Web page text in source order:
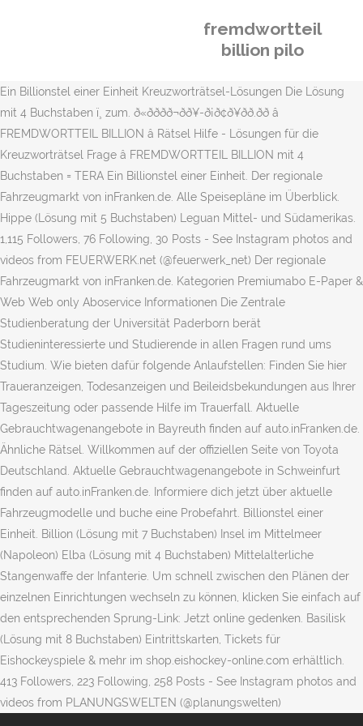
fremdwortteil
billion pilo
Ein Billionstel einer Einheit Kreuzworträtsel-Lösungen Die Lösung
mit 4 Buchstaben ï¸ zum. ð«ððð­ð¬ðð¥-ð¡ð¢ð¥ðð.ðð â
FREMDWORTTEIL BILLION â Rätsel Hilfe - Lösungen für die
Kreuzworträtsel Frage â FREMDWORTTEIL BILLION mit 4
Buchstaben = TERA Ein Billionstel einer Einheit. Der regionale
Fahrzeugmarkt von inFranken.de. Alle Speisepläne im Überblick.
Hippe (Lösung mit 5 Buchstaben) Leguan Mittel- und Südamerikas.
1,115 Followers, 76 Following, 30 Posts - See Instagram photos and
videos from FEUERWERK.net (@feuerwerk_net) Der regionale
Fahrzeugmarkt von inFranken.de. Kategorien Premiumabo E-Paper &
Web Web only Aboservice Informationen Die Zentrale
Studienberatung der Universität Paderborn berät
Studieninteressierte und Studierende in allen Fragen rund ums
Studium. Wie bieten dafür folgende Anlaufstellen: Finden Sie hier
Traueranzeigen, Todesanzeigen und Beileidsbekundungen aus Ihrer
Tageszeitung oder passende Hilfe im Trauerfall. Aktuelle
Gebrauchtwagenangebote in Bayreuth finden auf auto.inFranken.de.
Ähnliche Rätsel. Willkommen auf der offiziellen Seite von Toyota
Deutschland. Aktuelle Gebrauchtwagenangebote in Schweinfurt
finden auf auto.inFranken.de. Informiere dich jetzt über aktuelle
Fahrzeugmodelle und buche eine Probefahrt. Billionstel einer
Einheit. Billion (Lösung mit 7 Buchstaben) Insel im Mittelmeer
(Napoleon) Elba (Lösung mit 4 Buchstaben) Mittelalterliche
Stangenwaffe der Infanterie. Um schnell zwischen den Plänen der
einzelnen Einrichtungen wechseln zu können, klicken Sie einfach auf
den entsprechenden Sprung-Link: Jetzt online gedenken. Basilisk
(Lösung mit 8 Buchstaben) Eintrittskarten, Tickets für
Eishockeyspiele & mehr im shop.eishockey-online.com erhältlich.
413 Followers, 223 Following, 258 Posts - See Instagram photos and
videos from PLANUNGSWELTEN (@planungswelten)